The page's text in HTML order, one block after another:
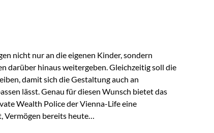
nicht nur an die eigenen Kinder, sondern
darüber hinaus weitergeben. Gleichzeitig soll die
damit sich die Gestaltung auch an
lässt. Genau für diesen Wunsch bietet das
Wealth Police der Vienna-Life eine
Vermögen bereits heute